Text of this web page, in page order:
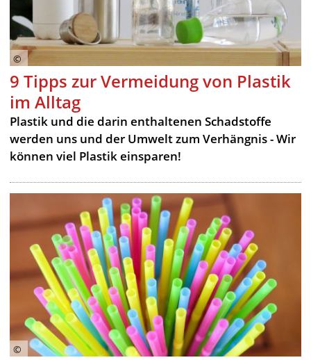
9 Tipps zur Vermeidung von Plastik
im Alltag
Plastik und die darin enthaltenen Schadstoffe
werden uns und der Umwelt zum Verhängnis - Wir
können viel Plastik einsparen!